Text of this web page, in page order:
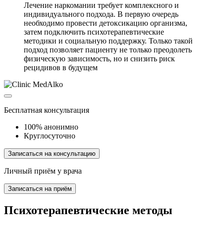
Лечение наркомании требует комплексного и
индивидуального подхода. В первую очередь
необходимо провести детоксикацию организма,
затем подключить психотерапевтические
методики и социальную поддержку. Только такой
подход позволяет пациенту не только преодолеть
физическую зависимость, но и снизить риск
рецидивов в будущем
Бесплатная консультация
100% анонимно
Круглосуточно
Записаться на консультацию
Личный приём у врача
Записаться на приём
Психотерапевтические методы